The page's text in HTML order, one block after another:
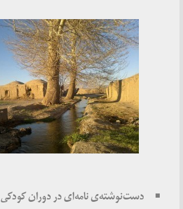
دست‌نوشته‌ی نامه‌ای در دوران کودکی